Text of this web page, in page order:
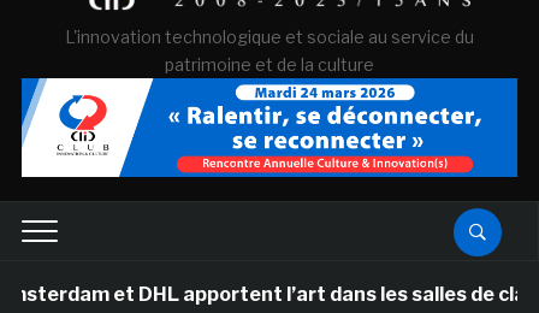
L'innovation technologique et sociale au service du
patrimoine et de la culture
et DHL apportent l’art dans les salles de classe des